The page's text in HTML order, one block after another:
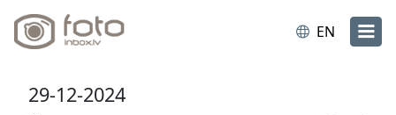
EN
29-12-2024